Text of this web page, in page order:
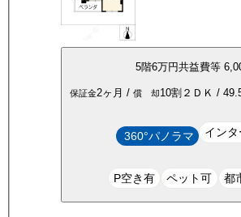
5階6万円共益費等
保証金2ヶ月 / 償 却10割 ２ＤＫ /
360°パノラマ イン
P空き有 ペット可 都